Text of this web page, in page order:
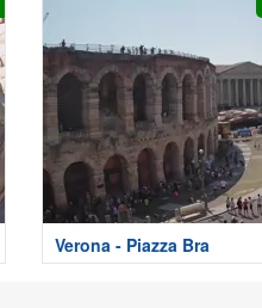
Verona - Piazza Bra